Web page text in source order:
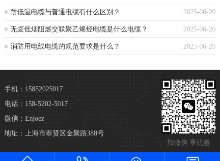
2025-06-20
耐低温电缆与普通电缆有什么区别？
2025-06-20
无卤低烟阻燃交联聚乙烯烃电缆是什么电缆？
2025-06-20
消防用电线电缆的规范要求是什么？
加微信 享优惠
手机：15852025017
电话：158-5202-5017
微信：Enjoez
地址：上海市奉贤区金聚路388号